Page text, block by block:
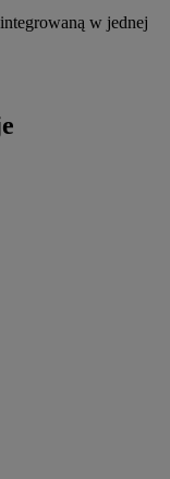
w jednej